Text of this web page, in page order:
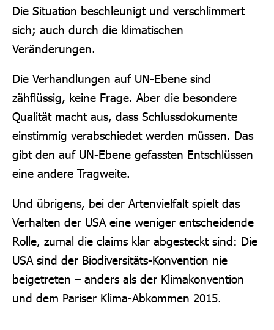
Die Situation beschleunigt und verschlimmert
sich; auch durch die klimatischen
Veränderungen.
Die Verhandlungen auf UN-Ebene sind
zähflüssig, keine Frage. Aber die besondere
Qualität macht aus, dass Schlussdokumente
einstimmig verabschiedet werden müssen. Das
gibt den auf UN-Ebene gefassten Entschlüssen
eine andere Tragweite.
Und übrigens, bei der Artenvielfalt spielt das
Verhalten der USA eine weniger entscheidende
Rolle, zumal die claims klar abgesteckt sind: Die
USA sind der Biodiversitäts-Konvention nie
beigetreten – anders als der Klimakonvention
und dem Pariser Klima-Abkommen 2015.